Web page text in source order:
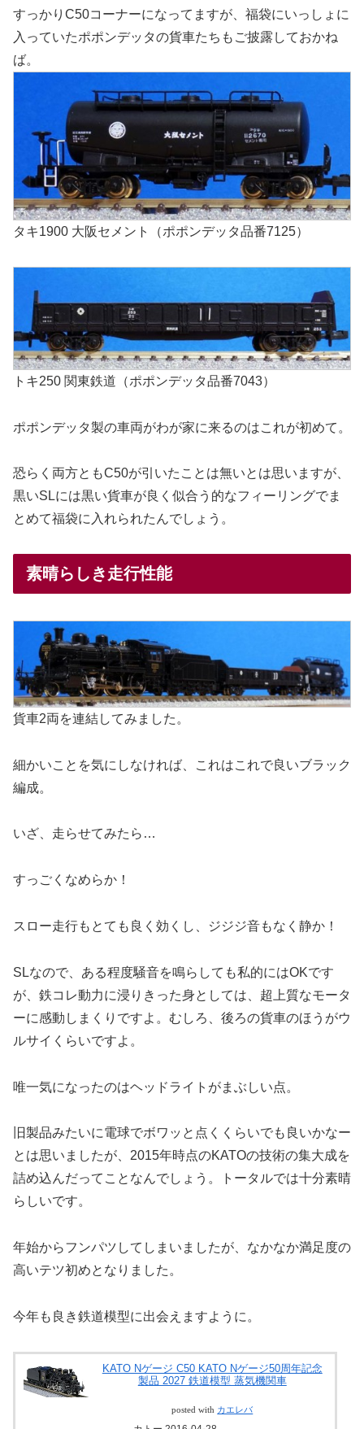
すっかりC50コーナーになってますが、福袋にいっしょに
入っていたポポンデッタの貨車たちもご披露しておかね
ば。
タキ1900 大阪セメント（ポポンデッタ品番7125）
トキ250 関東鉄道（ポポンデッタ品番7043）
ポポンデッタ製の車両がわが家に来るのはこれが初めて。
恐らく両方ともC50が引いたことは無いとは思いますが、
黒いSLには黒い貨車が良く似合う的なフィーリングでま
とめて福袋に入れられたんでしょう。
素晴らしき走行性能
貨車2両を連結してみました。
細かいことを気にしなければ、これはこれで良いブラック
編成。
いざ、走らせてみたら…
すっごくなめらか！
スロー走行もとても良く効くし、ジジジ音もなく静か！
SLなので、ある程度騒音を鳴らしても私的にはOKです
が、鉄コレ動力に浸りきった身としては、超上質なモータ
ーに感動しまくりですよ。むしろ、後ろの貨車のほうがウ
ルサイくらいですよ。
唯一気になったのはヘッドライトがまぶしい点。
旧製品みたいに電球でボワッと点くくらいでも良いかなー
とは思いましたが、2015年時点のKATOの技術の集大成を
詰め込んだってことなんでしょう。トータルでは十分素晴
らしいです。
年始からフンパツしてしまいましたが、なかなか満足度の
高いテツ初めとなりました。
今年も良き鉄道模型に出会えますように。
KATO Nゲージ C50 KATO Nゲージ50周年記念
製品 2027 鉄道模型 蒸気機関車
posted with カエレバ